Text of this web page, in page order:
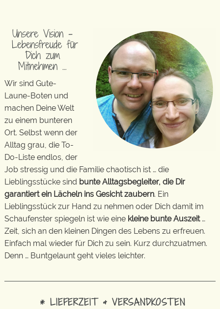
Unsere Vision –
Lebensfreude für
Dich zum
Mitnehmen …
Wir sind Gute-
Laune-Boten und
machen Deine Welt
zu einem bunteren
Ort. Selbst wenn der
Alltag grau, die To-
Do-Liste endlos, der
Job stressig und die Familie chaotisch ist … die
Lieblingsstücke sind bunte Alltagsbegleiter, die Dir
garantiert ein Lächeln ins Gesicht zaubern. Ein
Lieblingsstück zur Hand zu nehmen oder Dich damit im
Schaufenster spiegeln ist wie eine kleine bunte Auszeit…
Zeit, sich an den kleinen Dingen des Lebens zu erfreuen.
Einfach mal wieder für Dich zu sein. Kurz durchzuatmen.
Denn … Buntgelaunt geht vieles leichter.
* LIEFERZEIT & VERSANDKOSTEN